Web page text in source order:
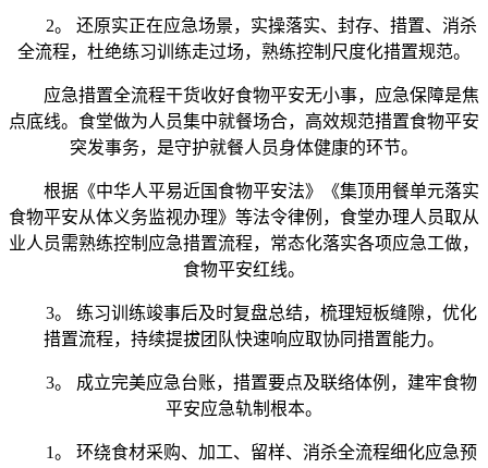
2。 还原实正在应急场景，实操落实、封存、措置、消杀
全流程，杜绝练习训练走过场，熟练控制尺度化措置规范。
应急措置全流程干货收好食物平安无小事，应急保障是焦
点底线。食堂做为人员集中就餐场合，高效规范措置食物平安
突发事务，是守护就餐人员身体健康的环节。
根据《中华人平易近国食物平安法》《集顶用餐单元落实
食物平安从体义务监视办理》等法令律例，食堂办理人员取从
业人员需熟练控制应急措置流程，常态化落实各项应急工做，
食物平安红线。
3。 练习训练竣事后及时复盘总结，梳理短板缝隙，优化
措置流程，持续提拔团队快速响应取协同措置能力。
3。 成立完美应急台账，措置要点及联络体例，建牢食物
平安应急轨制根本。
1。 环绕食材采购、加工、留样、消杀全流程细化应急预